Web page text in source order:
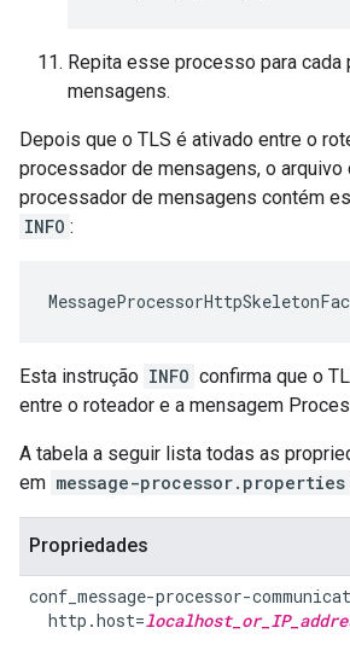
Repita esse processo para cada
mensagens.
Depois que o TLS é ativado entre o
processador de mensagens, o
processador de mensagens contém
INFO :
Esta instrução INFO confirma que o
entre o roteador e a mensagem
A tabela a seguir lista todas as
em message-processor.properties
Propriedades
conf_message-processor-
  http.host=